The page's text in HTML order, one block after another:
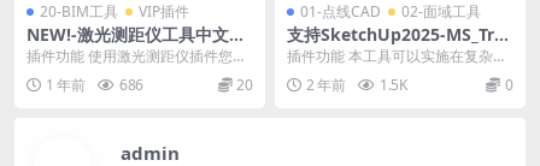
20-BIM工具 VIP插件
NEW!-激光测距仪工具中文版
V1.2 for SketchUp2025最新
版-更新（增加标注）
插件功能 使用激光测距仪插件您可
以在 3D 模型中快速且精确地进行
测量，激光测距...
1 年前 686 20
01-点线CAD 02-面域工具
支持SketchUp2025-MS_Tre
na激光实时测距（间距、边
缘）工具
插件功能 本工具可以实施在复杂场
景中及时测距并显示测绘数据，犹
如现实中的激光测绘...
2 年前 1.5K 0
admin